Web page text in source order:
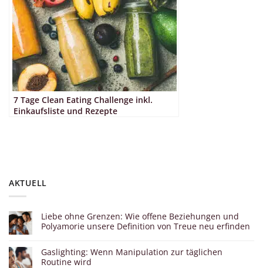
7 Tage Clean Eating Challenge inkl.
Einkaufsliste und Rezepte
AKTUELL
Liebe ohne Grenzen: Wie offene Beziehungen und
Polyamorie unsere Definition von Treue neu erfinden
Gaslighting: Wenn Manipulation zur täglichen
Routine wird